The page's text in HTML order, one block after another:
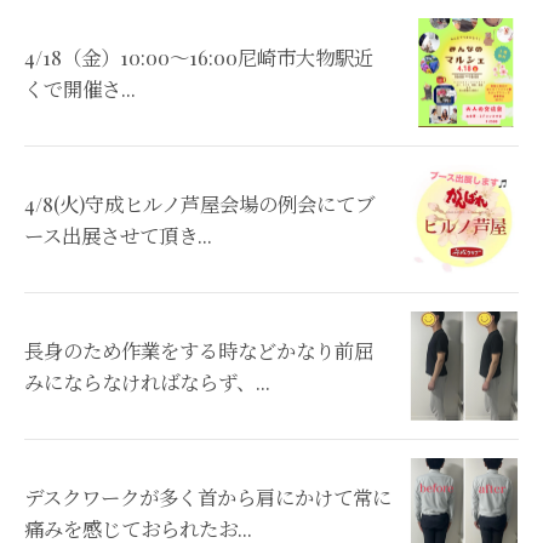
4/18（金）10:00〜16:00尼崎市大物駅近
くで開催さ...
4/8(火)守成ヒルノ芦屋会場の例会にてブ
ース出展させて頂き...
長身のため作業をする時などかなり前屈
みにならなければならず、...
デスクワークが多く首から肩にかけて常に
痛みを感じておられたお...